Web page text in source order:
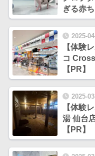
ぎる赤
き
2025-
【体験
コ
【PR】
2025-
【体験
湯 仙台
【PR】